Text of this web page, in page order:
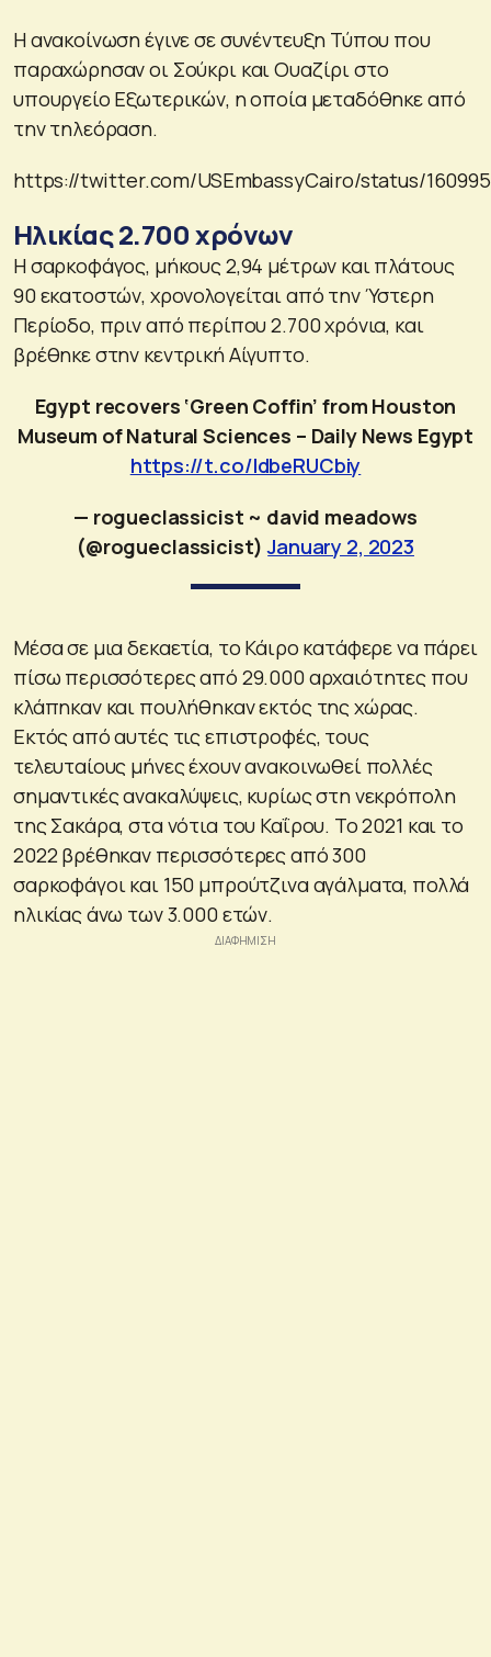
Η ανακοίνωση έγινε σε συνέντευξη Τύπου που
παραχώρησαν οι Σούκρι και Ουαζίρι στο
υπουργείο Εξωτερικών, η οποία μεταδόθηκε από
την τηλεόραση.
https://twitter.com/USEmbassyCairo/status/
Ηλικίας 2.700 χρόνων
Η σαρκοφάγος, μήκους 2,94 μέτρων και πλάτους
90 εκατοστών, χρονολογείται από την Ύστερη
Περίοδο, πριν από περίπου 2.700 χρόνια, και
βρέθηκε στην κεντρική Αίγυπτο.
Egypt recovers ‘Green Coffin’ from Houston
Museum of Natural Sciences – Daily News Egypt
https://t.co/ldbeRUCbiy
— rogueclassicist ~ david meadows
(@rogueclassicist)January 2, 2023
Μέσα σε μια δεκαετία, το Κάιρο κατάφερε να πάρει
πίσω περισσότερες από 29.000 αρχαιότητες που
κλάπηκαν και πουλήθηκαν εκτός της χώρας.
Εκτός από αυτές τις επιστροφές, τους
τελευταίους μήνες έχουν ανακοινωθεί πολλές
σημαντικές ανακαλύψεις, κυρίως στη νεκρόπολη
της Σακάρα, στα νότια του Καΐρου. Το 2021 και το
2022 βρέθηκαν περισσότερες από 300
σαρκοφάγοι και 150 μπρούτζινα αγάλματα, πολλά
ηλικίας άνω των 3.000 ετών.